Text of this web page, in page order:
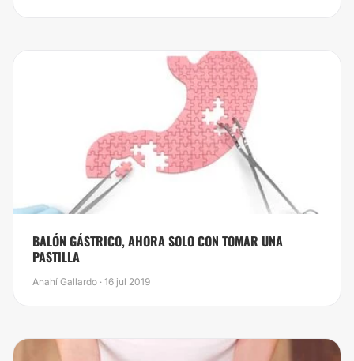
BALÓN GÁSTRICO, AHORA SOLO CON TOMAR UNA
PASTILLA
Anahí Gallardo · 16 jul 2019